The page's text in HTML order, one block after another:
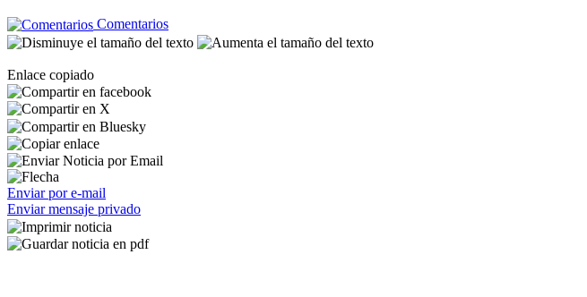
Comentarios
Enlace copiado
Enviar por e-mail
Enviar mensaje privado